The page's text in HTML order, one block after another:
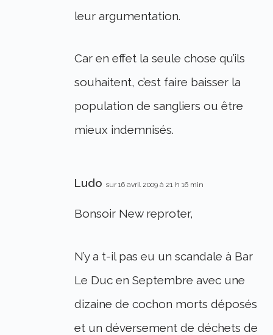
leur argumentation.
Car en effet la seule chose qu’ils
souhaitent, c’est faire baisser la
population de sangliers ou être
mieux indemnisés.
Ludo sur 16 avril 2009 à 21 h 16 min
Bonsoir New reproter,
N’y a t-il pas eu un scandale à Bar
Le Duc en Septembre avec une
dizaine de cochon morts déposés
et un déversement de déchets de